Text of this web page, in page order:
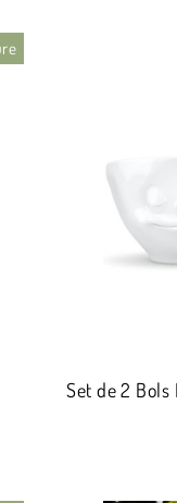
Set de 2 Bols